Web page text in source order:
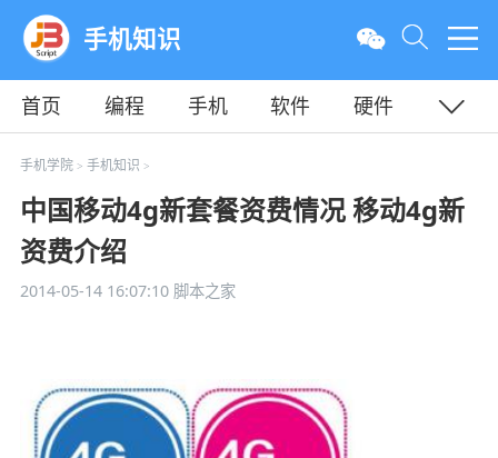
手机知识
首页 编程 手机 软件
硬件
教程
平面
手机学院> 手机知识 >
中国移动4g新套餐资费情况 移动4g新
资费介绍
2014-05-14 16:07:10脚本之家